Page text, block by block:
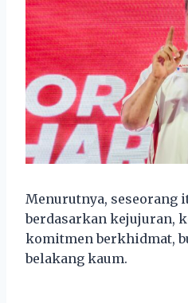
Menurutnya, seseorang
berdasarkan kejujuran,
komitmen berkhidmat,
belakang kaum.